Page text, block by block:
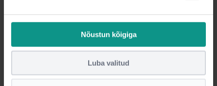
Nõustun kõigiga
Luba valitud